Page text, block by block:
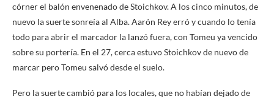
córner el balón envenenado de Stoichkov. A los cinco minutos, de
nuevo la suerte sonreía al Alba. Aarón Rey erró y cuando lo tenía
todo para abrir el marcador la lanzó fuera, con Tomeu ya vencido
sobre su portería. En el 27, cerca estuvo Stoichkov de nuevo de
marcar pero Tomeu salvó desde el suelo.
Pero la suerte cambió para los locales, que no habían dejado de